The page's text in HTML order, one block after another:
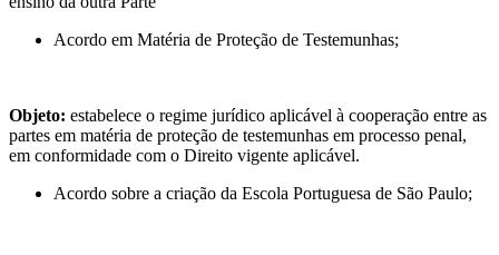
Acordo em Matéria de Proteção de Testemunhas;
Objeto: estabelece o regime jurídico aplicável à cooperação entre as
partes em matéria de proteção de testemunhas em processo penal,
em conformidade com o Direito vigente aplicável.
Acordo sobre a criação da Escola Portuguesa de São Paulo;